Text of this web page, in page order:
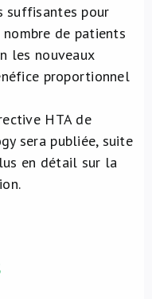
suffisantes pour
de patients
les nouveaux
proportionnel
HTA de
sera publiée, suite
en détail sur la